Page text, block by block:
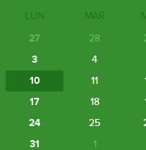
LUN MAR
27 28
3
4
10
11
17
18
24
25
31
1